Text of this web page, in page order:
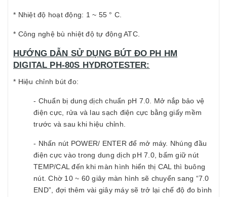
* Nhiệt độ hoạt động: 1 ~ 55 ° C.
* Công nghệ bù nhiệt độ tự động ATC.
HƯỚNG DẪN SỬ DỤNG BÚT ĐO PH HM
DIGITAL PH-80S HYDROTESTER:
* Hiệu chỉnh bút đo:
- Chuẩn bị dung dịch chuẩn pH 7.0. Mở nắp bảo vệ
điện cực, rửa và lau sạch điện cực bằng giấy mềm
trước và sau khi hiệu chỉnh.
- Nhấn nút POWER/ ENTER để mở máy. Nhúng đầu
điện cực vào trong dung dịch pH 7.0, bấm giữ nút
TEMP/CAL đến khi màn hình hiển thị CAL thì buông
nút. Chờ 10 ~ 60 giây màn hình sẽ chuyển sang “7.0
END”, đợi thêm vài giây máy sẽ trở lại chế độ đo bình